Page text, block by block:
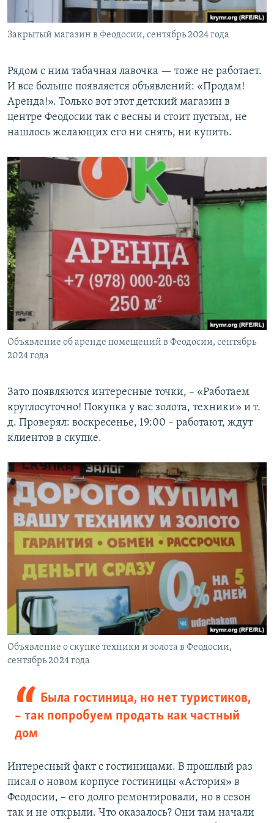
Закрытый магазин в Феодосии, сентябрь 2024 года
Рядом с ним табачная лавочка — тоже не работает.
И все больше появляется объявлений: «Продам!
Аренда!». Только вот этот детский магазин в
центре Феодосии так с весны и стоит пустым, не
нашлось желающих его ни снять, ни купить.
Объявление об аренде помещений в Феодосии, сентябрь
2024 года
Зато появляются интересные точки, – «Работаем
круглосуточно! Покупка у вас золота, техники» и т.
д. Проверял: воскресенье, 19:00 – работают, ждут
клиентов в скупке.
Объявление о скупке техники и золота в Феодосии,
сентябрь 2024 года
Была гостиница, но нет туристиков,
– так попробуем продать как частный
дом
Интересный факт с гостиницами. В прошлый раз
писал о новом корпусе гостиницы «Астория» в
Феодосии, – его долго ремонтировали, но в сезон
так и не открыли. Что оказалось? Они там начали